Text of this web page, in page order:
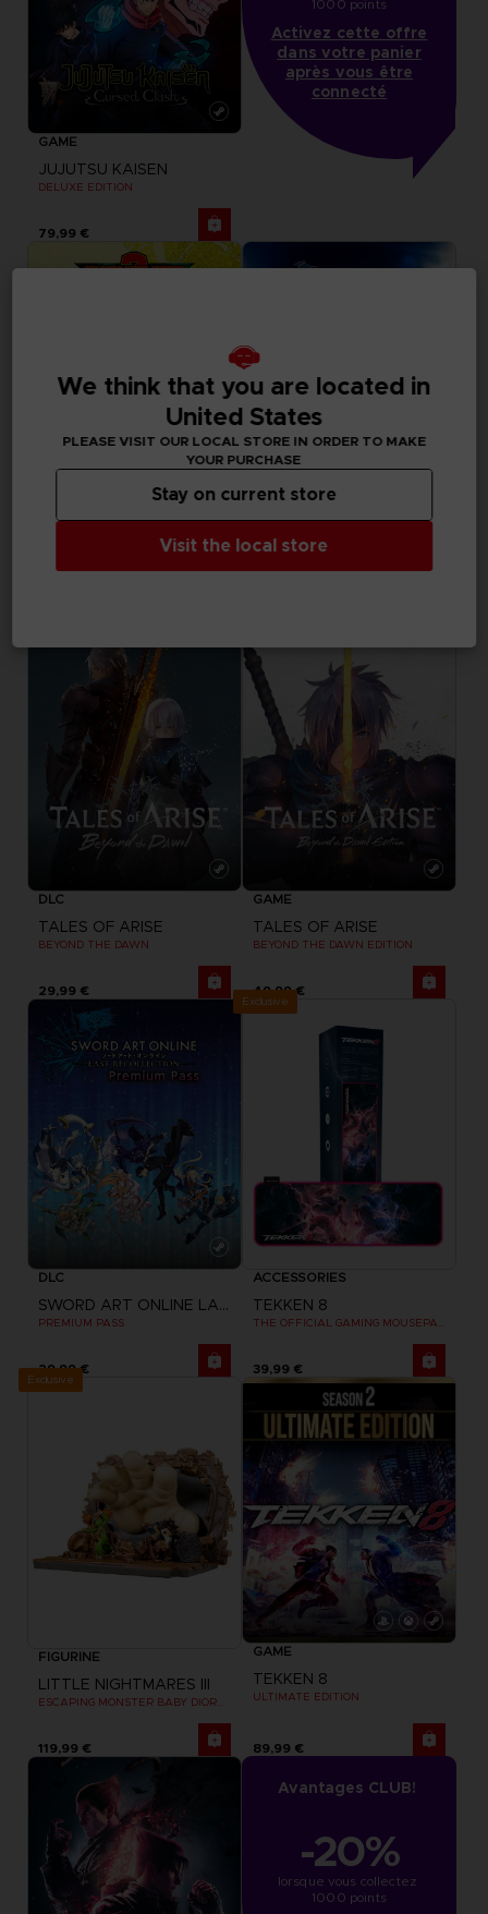
GAME
JUJUTSU KAISEN
DELUXE EDITION
79,99 €
1000 points
Activez cette offre
dans votre panier
après vous être
connecté
GAME
MY HERO ONE'S JUSTICE 2
GAME
DLC
TALES OF ARISE
BEYOND THE DAWN
29,99 €
GAME
TALES OF ARISE
BEYOND THE DAWN EDITION
49,99 €
DLC
SWORD ART ONLINE LAST RECOLLECTION
PREMIUM PASS
29,99 €
Exclusive
ACCESSORIES
TEKKEN 8
39,99 €
Exclusive
FIGURINE
LITTLE NIGHTMARES III
ESCAPING MONSTER BABY DIORAMA
119,99 €
GAME
TEKKEN 8
ULTIMATE EDITION
89,99 €
Avantages CLUB!
-20%
lorsque vous collectez
1000 points
We think that you are located in
United States
PLEASE VISIT OUR LOCAL STORE IN ORDER TO MAKE
YOUR PURCHASE
Visit the local store
Stay on current store